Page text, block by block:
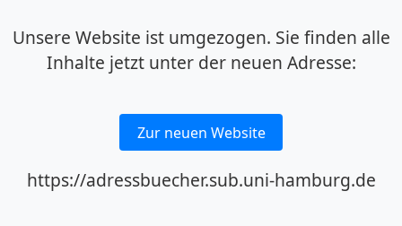
Unsere Website ist umgezogen. Sie finden alle
Inhalte jetzt unter der neuen Adresse:
Zur neuen Website
https://adressbuecher.sub.uni-hamburg.de